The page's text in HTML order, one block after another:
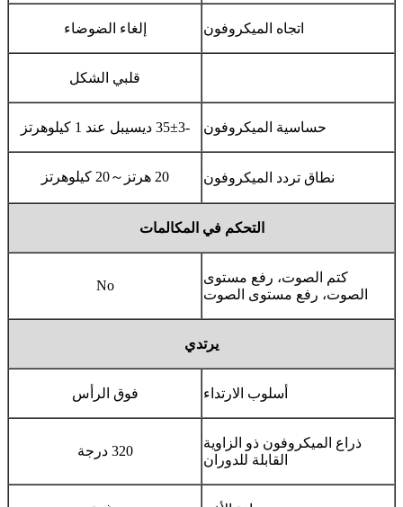
اتجاه الميكروفون إلغاء الضوضاء
قلبي الشكل
حساسية الميكروفون -35±3 ديسيبل عند 1 كيلوهرتز
نطاق تردد الميكروفون 20 هرتز～20 كيلوهرتز
التحكم في المكالمات
كتم الصوت، رفع مستوى
الصوت، رفع مستوى الصوت
No
يرتدي
أسلوب الارتداء فوق الرأس
ذراع الميكروفون ذو الزاوية
القابلة للدوران
320 درجة